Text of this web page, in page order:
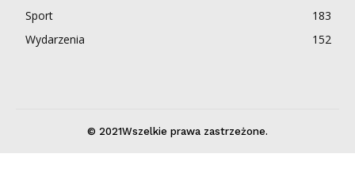
Sport
183
Wydarzenia
152
© 2021Wszelkie prawa zastrzeżone.